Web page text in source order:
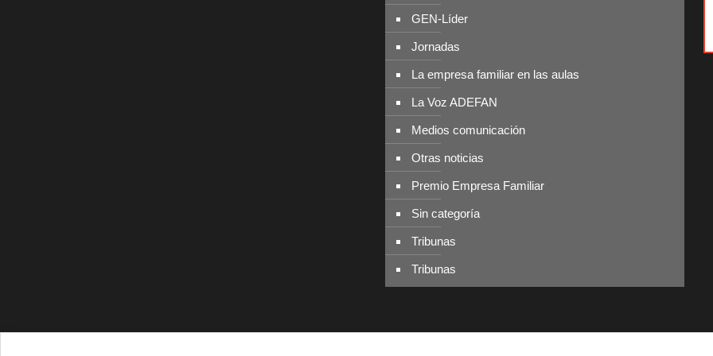
GEN-Líder
Jornadas
La empresa familiar en las aulas
La Voz ADEFAN
Medios comunicación
Otras noticias
Premio Empresa Familiar
Sin categoría
Tribunas
Tribunas